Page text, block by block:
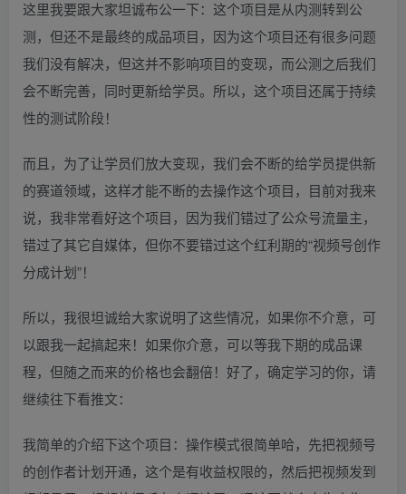
这里我要跟大家坦诚布公一下：这个项目是从内测转到公
测，但还不是最终的成品项目，因为这个项目还有很多问题
我们没有解决，但这并不影响项目的变现，而公测之后我们
会不断完善，同时更新给学员。所以，这个项目还属于持续
性的测试阶段！
而且，为了让学员们放大变现，我们会不断的给学员提供新
的赛道领域，这样才能不断的去操作这个项目，目前对我来
说，我非常看好这个项目，因为我们错过了公众号流量主，
错过了其它自媒体，但你不要错过这个红利期的“视频号创作
分成计划”！
所以，我很坦诚给大家说明了这些情况，如果你不介意，可
以跟我一起搞起来！如果你介意，可以等我下期的成品课
程，但随之而来的价格也会翻倍！好了，确定学习的你，请
继续往下看推文：
我简单的介绍下这个项目：操作模式很简单哈，先把视频号
的创作者计划开通，这个是有收益权限的，然后把视频发到